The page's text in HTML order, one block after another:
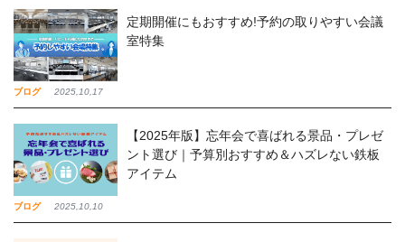
ブログ 2025,10,17
定期開催にもおすすめ!予約の取りやすい会議
室特集
ブログ 2025,10,10
【2025年版】忘年会で喜ばれる景品・プレゼ
ント選び｜予算別おすすめ＆ハズレない鉄板
アイテム